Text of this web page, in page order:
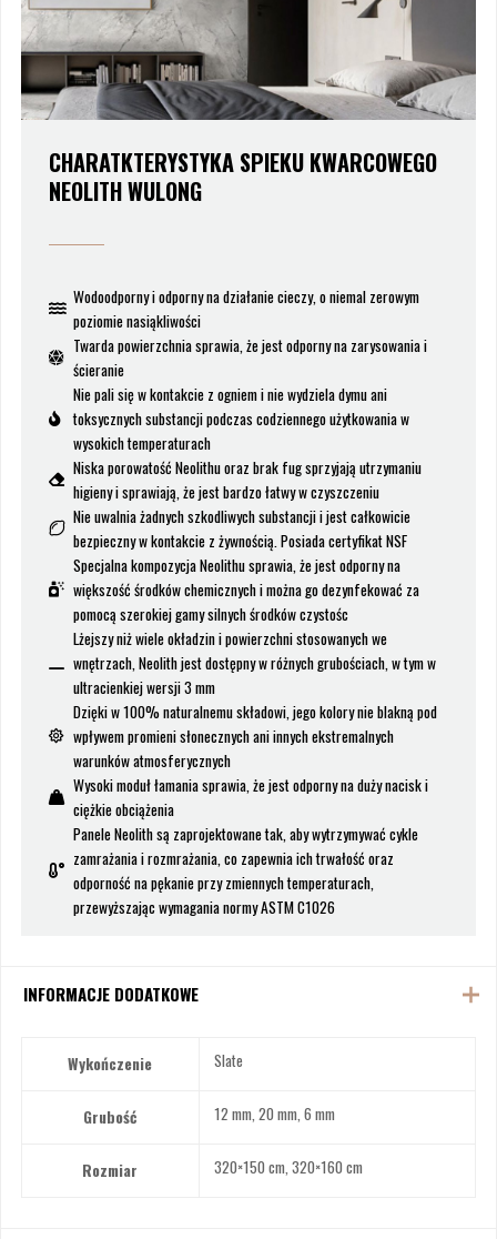
CHARATKTERYSTYKA SPIEKU KWARCOWEGO
NEOLITH WULONG
Wodoodporny i odporny na działanie cieczy, o niemal zerowym
poziomie nasiąkliwości
Twarda powierzchnia sprawia, że jest odporny na zarysowania i
ścieranie
Nie pali się w kontakcie z ogniem i nie wydziela dymu ani
toksycznych substancji podczas codziennego użytkowania w
wysokich temperaturach
Niska porowatość Neolithu oraz brak fug sprzyjają utrzymaniu
higieny i sprawiają, że jest bardzo łatwy w czyszczeniu
Nie uwalnia żadnych szkodliwych substancji i jest całkowicie
bezpieczny w kontakcie z żywnością. Posiada certyfikat NSF
Specjalna kompozycja Neolithu sprawia, że jest odporny na
większość środków chemicznych i można go dezynfekować za
pomocą szerokiej gamy silnych środków czystośc
Lżejszy niż wiele okładzin i powierzchni stosowanych we
wnętrzach, Neolith jest dostępny w różnych grubościach, w tym w
ultracienkiej wersji 3 mm
Dzięki w 100% naturalnemu składowi, jego kolory nie blakną pod
wpływem promieni słonecznych ani innych ekstremalnych
warunków atmosferycznych
Wysoki moduł łamania sprawia, że jest odporny na duży nacisk i
ciężkie obciążenia
Panele Neolith są zaprojektowane tak, aby wytrzymywać cykle
zamrażania i rozmrażania, co zapewnia ich trwałość oraz
odporność na pękanie przy zmiennych temperaturach,
przewyższając wymagania normy ASTM C1026
INFORMACJE DODATKOWE
Wykończenie Slate
Grubość 12 mm, 20 mm, 6 mm
Rozmiar 320×150 cm, 320×160 cm